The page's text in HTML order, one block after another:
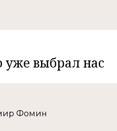
уже выбрал нас